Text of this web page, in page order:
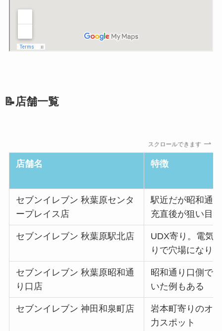
📝店舗一覧
スクロールできます
店舗名 特徴
セブンイレブン 秋葉原センタ
ープレイス店
駅近だが昭和通
充直後が狙い目
セブンイレブン 秋葉原駅北店
UDX寄り。電気
りで穴場になり
セブンイレブン 秋葉原昭和通
り口店
昭和通り口側で
いた例もある
セブンイレブン 神田和泉町店
岩本町寄りのオ
力スポット